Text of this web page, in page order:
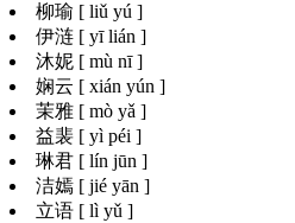
柳瑜 [ liǔ yú ]
伊涟 [ yī lián ]
沐妮 [ mù nī ]
娴云 [ xián yún ]
茉雅 [ mò yǎ ]
益裴 [ yì péi ]
琳君 [ lín jūn ]
洁嫣 [ jié yān ]
立语 [ lì yǔ ]